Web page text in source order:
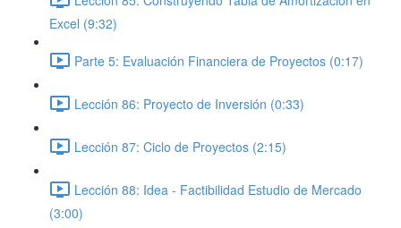
Excel (9:32)
Parte 5: Evaluación Financiera de Proyectos (0:17)
Lección 86: Proyecto de Inversión (0:33)
Lección 87: Ciclo de Proyectos (2:15)
Lección 88: Idea - Factibilidad Estudio de Mercado
(3:00)